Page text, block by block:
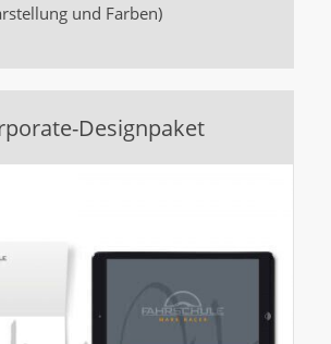
und Farben)
Designpaket